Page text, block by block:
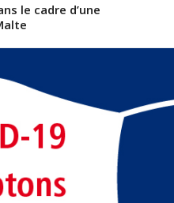
le cadre d’une